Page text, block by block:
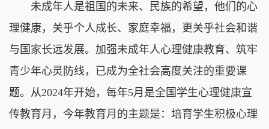
未成年人是祖国的未来、民族的希望，他们的心
理健康，关乎个人成长、家庭幸福，更关乎社会和谐
与国家长远发展。加强未成年人心理健康教育、筑牢
青少年心灵防线，已成为全社会高度关注的重要课
题。从2024年开始，每年5月是全国学生心理健康宣
传教育月，今年教育月的主题是：培育学生积极心理